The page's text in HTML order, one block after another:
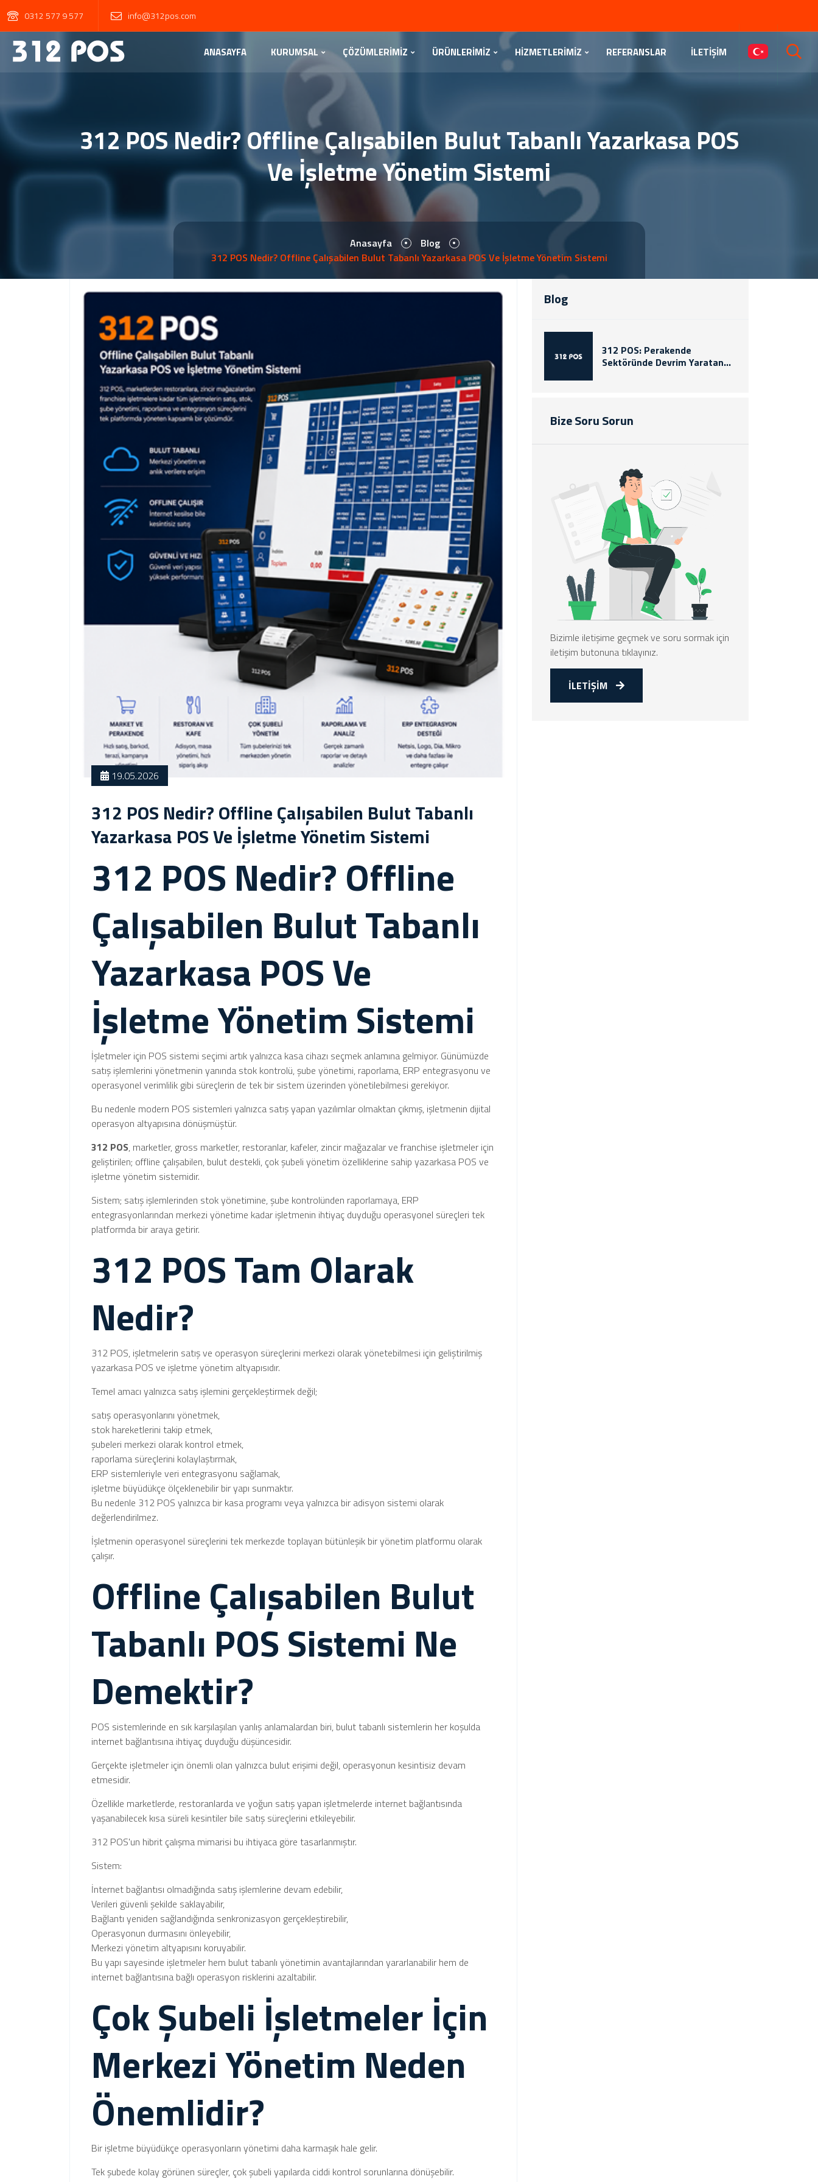
0312 577 9 577 info@312pos.com
ANASAYFA KURUMSAL ÇÖZÜMLERİMİZ ÜRÜNLERİMİZ HİZMETLERİMİZ REFERANSLAR İLETİŞİM
312 POS Nedir? Offline Çalışabilen Bulut Tabanlı Yazarkasa POS
Ve İşletme Yönetim Sistemi
Anasayfa
Blog
312 POS Nedir? Offline Çalışabilen Bulut Tabanlı Yazarkasa POS Ve İşletme Yönetim Sistemi
19.05.2026
312 POS Nedir? Offline Çalışabilen Bulut Tabanlı
Yazarkasa POS Ve İşletme Yönetim Sistemi
312 POS Nedir? Offline
Çalışabilen Bulut Tabanlı
Yazarkasa POS Ve
İşletme Yönetim Sistemi
İşletmeler için POS sistemi seçimi artık yalnızca kasa cihazı seçmek anlamına gelmiyor. Günümüzde
satış işlemlerini yönetmenin yanında stok kontrolü, şube yönetimi, raporlama, ERP entegrasyonu ve
operasyonel verimlilik gibi süreçlerin de tek bir sistem üzerinden yönetilebilmesi gerekiyor.
Bu nedenle modern POS sistemleri yalnızca satış yapan yazılımlar olmaktan çıkmış, işletmenin dijital
operasyon altyapısına dönüşmüştür.
312 POS, marketler, gross marketler, restoranlar, kafeler, zincir mağazalar ve franchise işletmeler için
geliştirilen; offline çalışabilen, bulut destekli, çok şubeli yönetim özelliklerine sahip yazarkasa POS ve
işletme yönetim sistemidir.
Sistem; satış işlemlerinden stok yönetimine, şube kontrolünden raporlamaya, ERP
entegrasyonlarından merkezi yönetime kadar işletmenin ihtiyaç duyduğu operasyonel süreçleri tek
platformda bir araya getirir.
312 POS Tam Olarak
Nedir?
312 POS, işletmelerin satış ve operasyon süreçlerini merkezi olarak yönetebilmesi için geliştirilmiş
yazarkasa POS ve işletme yönetim altyapısıdır.
Temel amacı yalnızca satış işlemini gerçekleştirmek değil;
satış operasyonlarını yönetmek,
stok hareketlerini takip etmek,
şubeleri merkezi olarak kontrol etmek,
raporlama süreçlerini kolaylaştırmak,
ERP sistemleriyle veri entegrasyonu sağlamak,
işletme büyüdükçe ölçeklenebilir bir yapı sunmaktır.
Bu nedenle 312 POS yalnızca bir kasa programı veya yalnızca bir adisyon sistemi olarak
değerlendirilmez.
İşletmenin operasyonel süreçlerini tek merkezde toplayan bütünleşik bir yönetim platformu olarak
çalışır.
Offline Çalışabilen Bulut
Tabanlı POS Sistemi Ne
Demektir?
POS sistemlerinde en sık karşılaşılan yanlış anlamalardan biri, bulut tabanlı sistemlerin her koşulda
internet bağlantısına ihtiyaç duyduğu düşüncesidir.
Gerçekte işletmeler için önemli olan yalnızca bulut erişimi değil, operasyonun kesintisiz devam
etmesidir.
Özellikle marketlerde, restoranlarda ve yoğun satış yapan işletmelerde internet bağlantısında
yaşanabilecek kısa süreli kesintiler bile satış süreçlerini etkileyebilir.
312 POS'un hibrit çalışma mimarisi bu ihtiyaca göre tasarlanmıştır.
Sistem:
İnternet bağlantısı olmadığında satış işlemlerine devam edebilir,
Verileri güvenli şekilde saklayabilir,
Bağlantı yeniden sağlandığında senkronizasyon gerçekleştirebilir,
Operasyonun durmasını önleyebilir,
Merkezi yönetim altyapısını koruyabilir.
Bu yapı sayesinde işletmeler hem bulut tabanlı yönetimin avantajlarından yararlanabilir hem de
internet bağlantısına bağlı operasyon risklerini azaltabilir.
Çok Şubeli İşletmeler İçin
Merkezi Yönetim Neden
Önemlidir?
Bir işletme büyüdükçe operasyonların yönetimi daha karmaşık hale gelir.
Tek şubede kolay görünen süreçler, çok şubeli yapılarda ciddi kontrol sorunlarına dönüşebilir.
Blog
312 POS: Perakende
Sektöründe Devrim Yaratan
Bize Soru Sorun
Bizimle iletişime geçmek ve soru sormak için
iletişim butonuna tıklayınız.
İLETİŞİM